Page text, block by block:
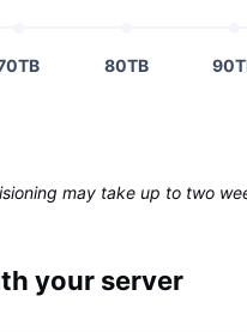
80TB
may take up to two
your server